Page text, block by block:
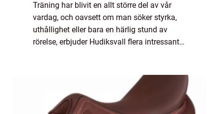
Träning har blivit en allt större del av vår
vardag, och oavsett om man söker styrka,
uthållighet eller bara en härlig stund av
rörelse, erbjuder Hudiksvall flera intressanta